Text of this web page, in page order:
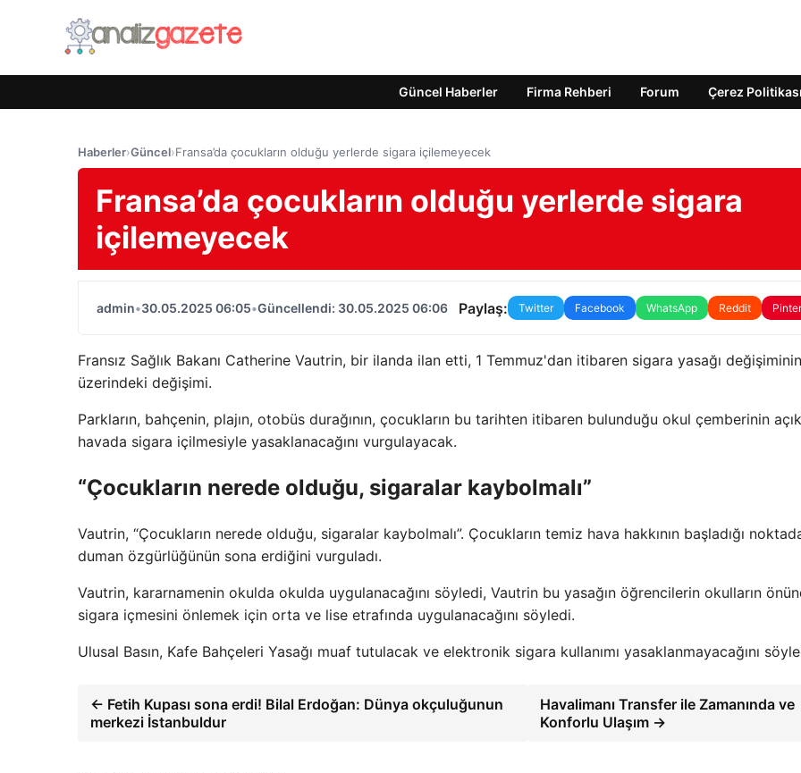
Güncel Haberler Firma Rehberi Forum Çerez Politikası
Haberler›Güncel›Fransa’da çocukların olduğu yerlerde sigara içilemeyecek
Fransa’da çocukların olduğu yerlerde sigara
içilemeyecek
admin•30.05.2025 06:05•Güncellendi: 30.05.2025 06:06 Paylaş: Twitter Facebook WhatsApp Reddit
Fransız Sağlık Bakanı Catherine Vautrin, bir ilanda ilan etti, 1 Temmuz'dan itibaren sigara yasağı
üzerindeki değişimi.
Parkların, bahçenin, plajın, otobüs durağının, çocukların bu tarihten itibaren bulunduğu okul çemberinin açık
havada sigara içilmesiyle yasaklanacağını vurgulayacak.
“Çocukların nerede olduğu, sigaralar kaybolmalı”
Vautrin, “Çocukların nerede olduğu, sigaralar kaybolmalı”. Çocukların temiz hava hakkının başladığı
duman özgürlüğünün sona erdiğini vurguladı.
Vautrin, kararnamenin okulda okulda uygulanacağını söyledi, Vautrin bu yasağın öğrencilerin okulların
sigara içmesini önlemek için orta ve lise etrafında uygulanacağını söyledi.
Ulusal Basın, Kafe Bahçeleri Yasağı muaf tutulacak ve elektronik sigara kullanımı yasaklanmayacağını
← Fetih Kupası sona erdi! Bilal Erdoğan: Dünya okçuluğunun
merkezi İstanbuldur
Havalimanı Transfer ile Zamanında ve
Konforlu Ulaşım →